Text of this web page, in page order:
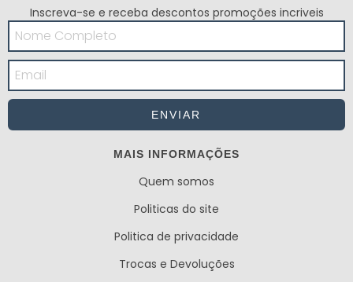
Inscreva-se e receba descontos promoções incriveis
MAIS INFORMAÇÕES
Quem somos
Politicas do site
Politica de privacidade
Trocas e Devoluções